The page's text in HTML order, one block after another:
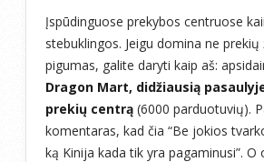
Įspūdinguose prekybos centruose
stebuklingos. Jeigu domina ne prekių
pigumas, galite daryti kaip aš:
Dragon Mart, didžiausią
prekių centrą (6000 parduotuvių).
komentaras, kad čia “Be jokios
ką Kinija kada tik yra pagaminusi”. O